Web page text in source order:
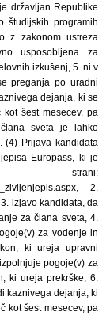
državljan Republike
študijskih programih
z zakonom ustreza
usposobljena za
izkušenj, 5. ni v
preganja po uradni
dejanja, ki se
šest mesecev, pa
sveta je lahko
(4) Prijava kandidata
Europass, ki je
strani:
2.
izjavo kandidata, da
za člana sveta, 4.
za vodenje in
ki ureja upravni
pogoje(v) za
ki ureja prekrške, 6.
kaznivega dejanja, ki
kot šest mesecev, pa